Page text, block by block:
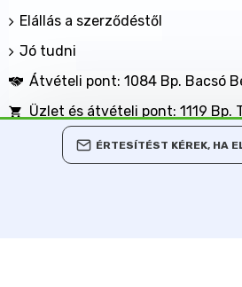
ÉRTESÍTÉST KÉREK, HA
Elállás a szerződéstől
Jó tudni
Átvételi pont: 1084 Bp. Bacsó
Üzlet és átvételi pont: 1119 Bp.
BANKKÁRTYÁVAL IS FIZETHET